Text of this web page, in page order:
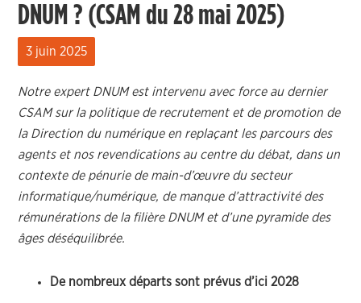
DNUM ? (CSAM du 28 mai 2025)
3 juin 2025
Notre expert DNUM est intervenu avec force au dernier
CSAM sur la politique de recrutement et de promotion de
la Direction du numérique en replaçant les parcours des
agents et nos revendications au centre du débat, dans un
contexte de pénurie de main-d’œuvre du secteur
informatique/numérique, de manque d’attractivité des
rémunérations de la filière DNUM et d’une pyramide des
âges déséquilibrée.
De nombreux départs sont prévus d’ici 2028